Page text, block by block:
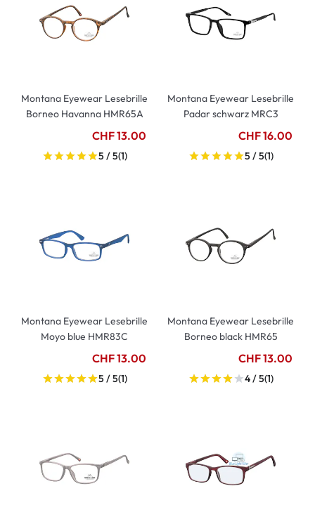
Montana Eyewear Lesebrille
Borneo Havanna HMR65A
CHF 13.00
5 / 5(1)
Montana Eyewear Lesebrille
Padar schwarz MRC3
CHF 16.00
5 / 5(1)
Montana Eyewear Lesebrille
Moyo blue HMR83C
CHF 13.00
5 / 5(1)
Montana Eyewear Lesebrille
Borneo black HMR65
CHF 13.00
4 / 5(1)